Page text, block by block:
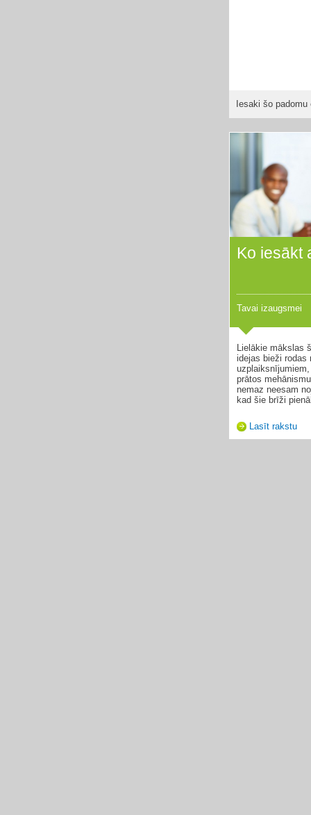
Iesaki šo
Ko iesākt
Tavai izaugsmei
Lielākie mākslas
idejas bieži rodas
prātos
nemaz neesam
kad šie brīži
Lasīt rakstu